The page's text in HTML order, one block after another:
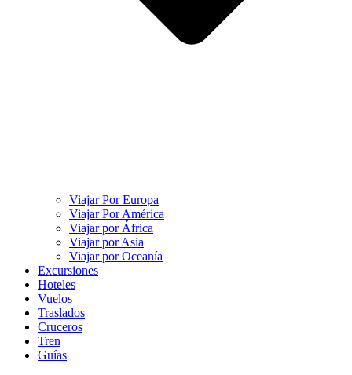
Viajar Por Europa
Viajar Por América
Viajar por África
Viajar por Asia
Viajar por Oceanía
Excursiones
Hoteles
Vuelos
Traslados
Cruceros
Tren
Guías